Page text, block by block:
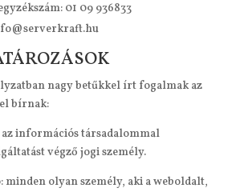
01 09 936833
nagy betűkkel írt fogalmak az
bírnak:
az információs társadalommal
végző jogi személy.
minden olyan személy, aki a weboldalt,